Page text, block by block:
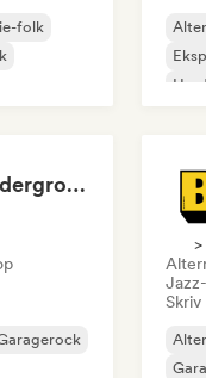
folk
Global Rock Underground